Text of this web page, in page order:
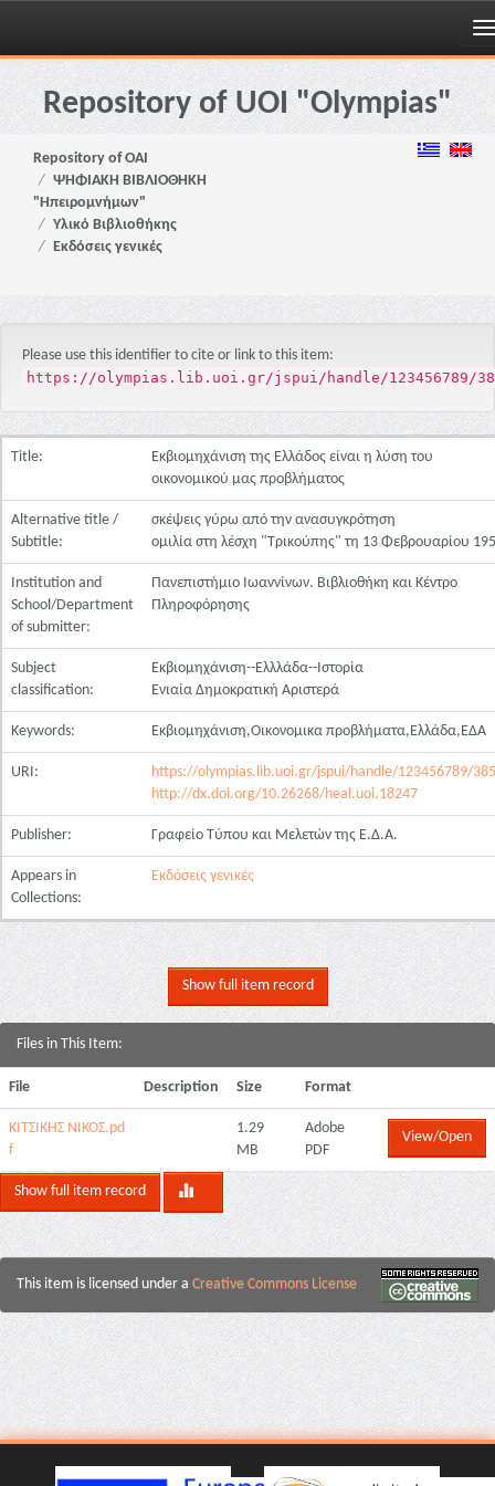
Skip
navigationRepository of UOI "Olympias"
Repository of OAI
ΨΗΦΙΑΚΗ ΒΙΒΛΙΟΘΗΚΗ
"Ηπειρομνήμων"
Υλικό Βιβλιοθήκης
Εκδόσεις γενικές
Please use this identifier to cite or link to this item:
https://olympias.lib.uoi.gr/jspui/handle/123456789/
Title:
Εκβιομηχάνιση της Ελλάδος είναι η λύση του
οικονομικού μας προβλήματος
Alternative title /
Subtitle:
σκέψεις γύρω από την ανασυγκρότηση
ομιλία στη λέσχη "Τρικούπης" τη 13 Φεβρουαρίου
Institution and
School/Department
of submitter:
Πανεπιστήμιο Ιωαννίνων. Βιβλιοθήκη και Κέντρο
Πληροφόρησης
Subject
classification:
Εκβιομηχάνιση--Ελλλάδα--Ιστορία
Ενιαία Δημοκρατική Αριστερά
Keywords: Εκβιομηχάνιση,Οικονομικα προβλήματα,Ελλάδα,ΕΔΑ
URI:
https://olympias.lib.uoi.gr/jspui/handle/123456789/
http://dx.doi.org/10.26268/heal.uoi.18247
Publisher: Γραφείο Τύπου και Μελετών της Ε.Δ.Α.
Appears in
Collections:
Εκδόσεις γενικές
Show full item record
Files in This Item:
File Description Size Format
ΚΙΤΣΙΚΗΣ ΝΙΚΟΣ.pd
f
1.29
MB
Adobe
PDF
View/Open
Show full item record
This item is licensed under a Creative Commons License